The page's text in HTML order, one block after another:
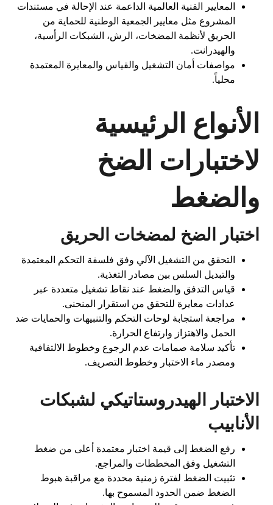
المعايير الفنية العالمية الداعمة عند الإحالة في مستندات
المشروع مثل معايير الجمعية الوطنية للحماية من
الحريق لأنظمة المضخات، الرش، الشبكات الرأسية،
والهيدرانت.
مواصفات أمان التشغيل والقياس والمعايرة المعتمدة
محلياً.
الأنواع الرئيسية
لاختبارات الضخ
والضغط
اختبار الضخ لمضخات الحريق
التحقق من التشغيل الآلي وفق فلسفة التحكم المعتمدة
والتبديل السلس بين مصادر التغذية.
قياس التدفق والضغط عند نقاط تشغيل متعددة عبر
عدادات معايرة للتحقق من استقرار المنحنى.
مراجعة استجابة لوحات التحكم والتنبيهات والحمايات ضد
الحمل والاهتزاز وارتفاع الحرارة.
تأكيد سلامة صمامات عدم الرجوع وخطوط الالتفافية
ومصدر ماء الاختبار وخطوط التصريف.
الاختبار الهيدروستاتيكي لشبكات
الأنابيب
رفع الضغط إلى قيمة اختبار معتمدة أعلى من ضغط
التشغيل وفق المخططات والمراجع.
تثبيت الضغط لفترة زمنية محددة مع مراقبة هبوط
الضغط ضمن الحدود المسموح بها.